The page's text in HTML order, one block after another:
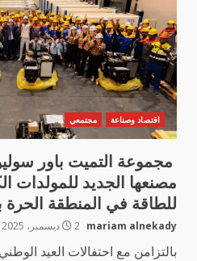
اقتصاد وصناعة مجتمعي
مجموعة التميت باور
مصنعها الجديد للمولدات
للطاقة في المنطقة الحرة
mariam alnekady 2 ديسمبر، 2025